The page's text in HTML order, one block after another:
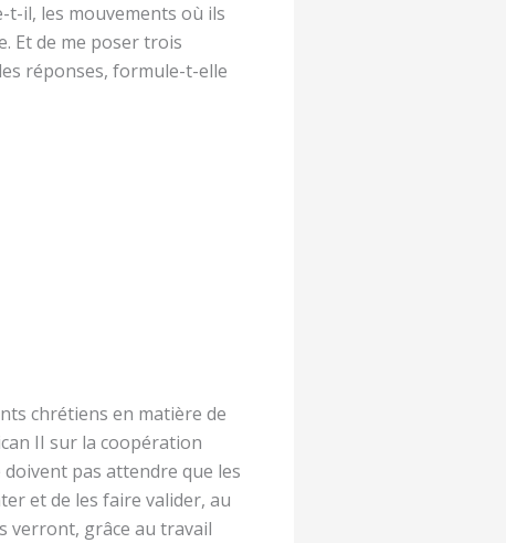
t-il, les mouvements où ils
Et de me poser trois
réponses, formule-t-elle
chrétiens en matière de
II sur la coopération
pas attendre que les
et de les faire valider, au
verront, grâce au travail